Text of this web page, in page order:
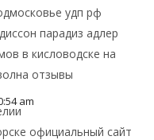
удп рф
парадиз адлер
в кисловодске на
отзывы
am
официальный сайт